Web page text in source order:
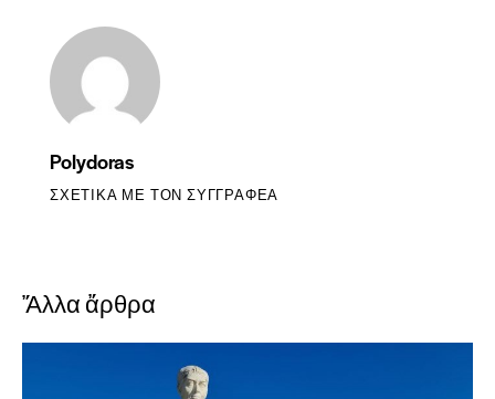
Polydoras
ΣΧΕΤΙΚΆ ΜΕ ΤΟΝ ΣΥΓΓΡΑΦΈΑ
Ἄλλα ἄρθρα